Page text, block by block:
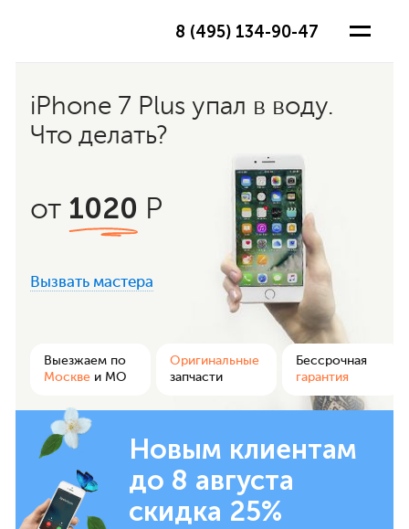
8 (495) 134-90-47
iPhone 7 Plus упал в воду.
Что делать?
от 1020 Р
Вызвать мастера
Выезжаем по
Москве и МО
Оригинальные
запчасти
Бессрочная
гарантия
Новым клиентам
до 8 августа
скидка 25%